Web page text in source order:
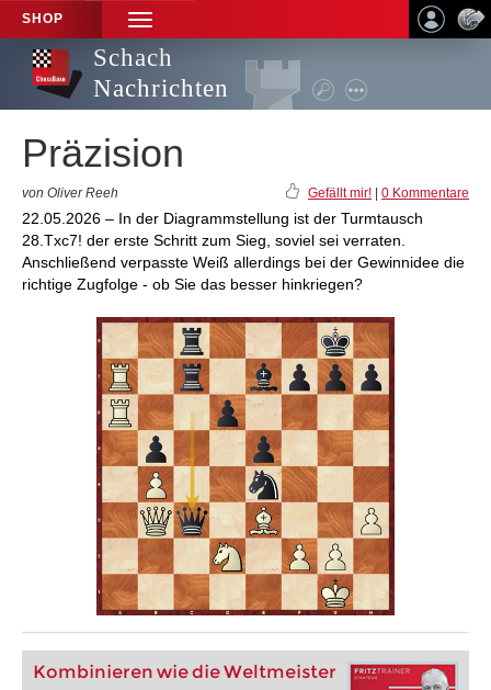
SHOP
TOGGLE
NAVIGATION
Schach
Nachrichten
Präzision
von Oliver Reeh Gefällt mir! 0 Kommentare
22.05.2026 – In der Diagrammstellung ist der Turmtausch
28.Txc7! der erste Schritt zum Sieg, soviel sei verraten.
Anschließend verpasste Weiß allerdings bei der Gewinnidee die
richtige Zugfolge - ob Sie das besser hinkriegen?
Kombinieren wie die Weltmeister